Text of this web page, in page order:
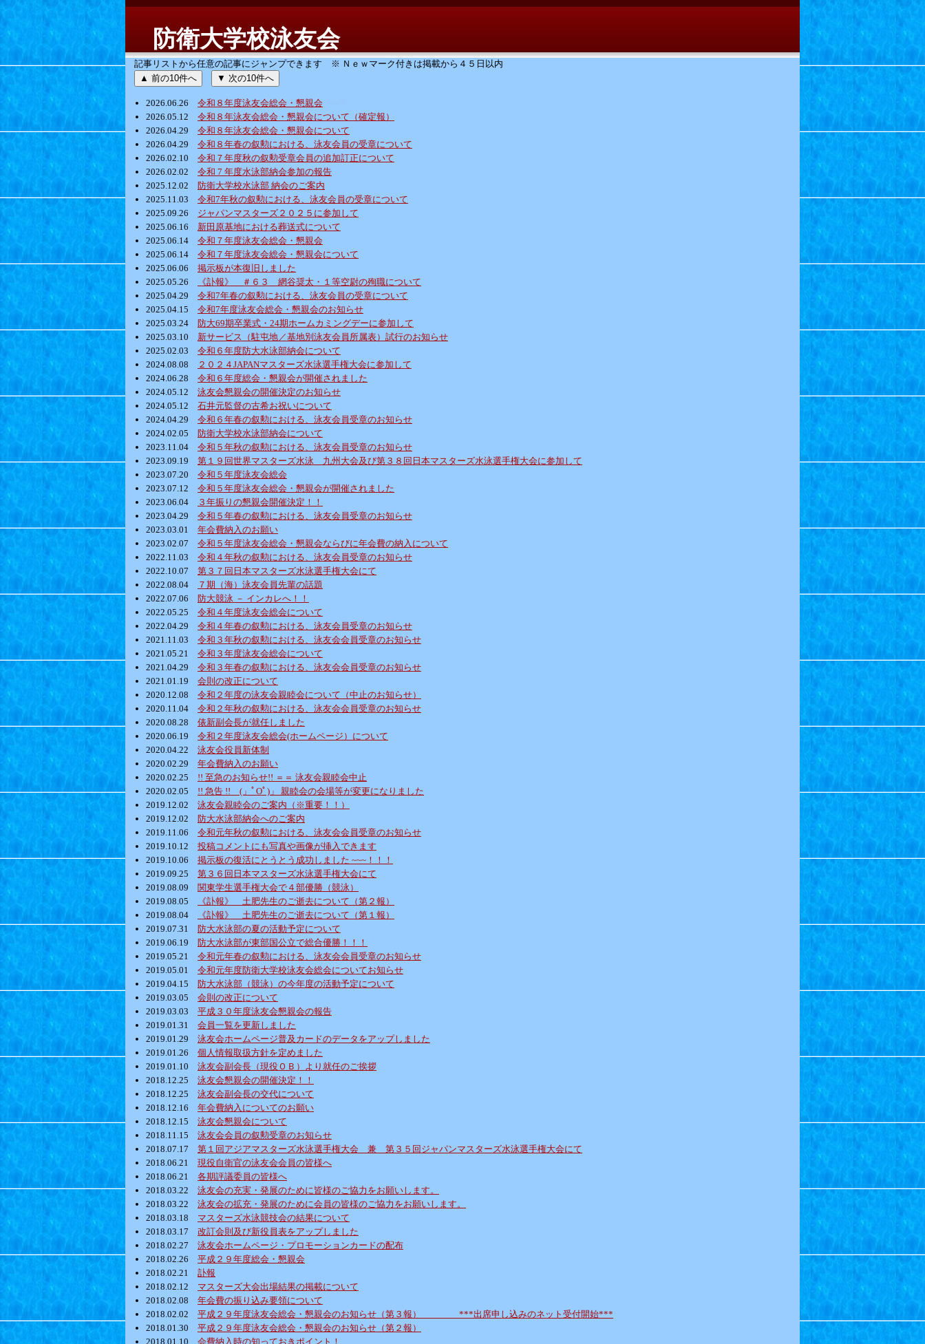
防衛大学校泳友会
記事リストから任意の記事にジャンプできます ※ Ｎｅｗマーク付きは掲載から４５日以内
▲ 前の10件へ
▼ 次の10件へ
2026.06.26
令和８年度泳友会総会・懇親会
2026.05.12
令和８年泳友会総会・懇親会について（確定報）
2026.04.29
令和８年泳友会総会・懇親会について
2026.04.29
令和８年春の叙勲における、泳友会員の受章について
2026.02.10
令和７年度秋の叙勲受章会員の追加訂正について
2026.02.02
令和 7 年度水泳部納会参加の報告
2025.12.02
防衛大学校水泳部 納会のご案内
2025.11.03
令和7年秋の叙勲における、泳友会員の受章について
2025.09.26
ジャパンマスターズ２０２５に参加して
2025.06.16
新田原基地における葬送式について
2025.06.14
令和７年度泳友会総会・懇親会
2025.06.14
令和７年度泳友会総会・懇親会について
2025.06.06
掲示板が本復旧しました
2025.05.26
《訃報》 ＃６３ 網谷奨太・１等空尉の殉職について
2025.04.29
令和7年春の叙勲における、泳友会員の受章について
2025.04.15
令和7年度泳友会総会・懇親会のお知らせ
2025.03.24
防大69期卒業式・24期ホームカミングデーに参加して
2025.03.10
新サービス（駐屯地／基地別泳友会員所属表）試行のお知らせ
2025.02.03
令和６年度防大水泳部納会について
2024.08.08
２０２４JAPANマスターズ水泳選手権大会に参加して
2024.06.28
令和６年度総会・懇親会が開催されました
2024.05.12
泳友会懇親会の開催決定のお知らせ
2024.05.12
石井元監督の古希お祝いについて
2024.04.29
令和６年春の叙勲における、泳友会員受章のお知らせ
2024.02.05
防衛大学校水泳部納会について
2023.11.04
令和５年秋の叙勲における、泳友会員受章のお知らせ
2023.09.19
第１９回世界マスターズ水泳 九州大会及び第３８回日本マスターズ水泳選手権大会に参加して
2023.07.20
令和５年度泳友会総会
2023.07.12
令和５年度泳友会総会・懇親会が開催されました
2023.06.04
３年振りの懇親会開催決定！！
2023.04.29
令和５年春の叙勲における、泳友会員受章のお知らせ
2023.03.01
年会費納入のお願い
2023.02.07
令和５年度泳友会総会・懇親会ならびに年会費の納入について
2022.11.03
令和４年秋の叙勲における、泳友会員受章のお知らせ
2022.10.07
第３７回日本マスターズ水泳選手権大会にて
2022.08.04
７期（海）泳友会員先輩の話題
2022.07.06
防大競泳 － インカレへ！！
2022.05.25
令和４年度泳友会総会について
2022.04.29
令和４年春の叙勲における、泳友会員受章のお知らせ
2021.11.03
令和３年秋の叙勲における、泳友会会員受章のお知らせ
2021.05.21
令和３年度泳友会総会について
2021.04.29
令和３年春の叙勲における、泳友会会員受章のお知らせ
2021.01.19
会則の改正について
2020.12.08
令和２年度の泳友会親睦会について（中止のお知らせ）
2020.11.04
令和２年秋の叙勲における、泳友会会員受章のお知らせ
2020.08.28
俵新副会長が就任しました
2020.06.19
令和２年度泳友会総会(ホームページ）について
2020.04.22
泳友会役員新体制
2020.02.29
年会費納入のお願い
2020.02.25
!! 至急のお知らせ!! ＝＝ 泳友会親睦会中止
2020.02.05
!! 急告 !! (」ﾟOﾟ)」 親睦会の会場等が変更になりました
2019.12.02
泳友会親睦会のご案内（※重要！！）
2019.12.02
防大水泳部納会へのご案内
2019.11.06
令和元年秋の叙勲における、泳友会会員受章のお知らせ
2019.10.12
投稿コメントにも写真や画像が挿入できます
2019.10.06
掲示板の復活にとうとう成功しました ~~~！！！
2019.09.25
第３６回日本マスターズ水泳選手権大会にて
2019.08.09
関東学生選手権大会で４部優勝（競泳）
2019.08.05
《訃報》 土肥先生のご逝去について（第２報）
2019.08.04
《訃報》 土肥先生のご逝去について（第１報）
2019.07.31
防大水泳部の夏の活動予定について
2019.06.19
防大水泳部が東部国公立で総合優勝！！！
2019.05.21
令和元年春の叙勲における、泳友会会員受章のお知らせ
2019.05.01
令和元年度防衛大学校泳友会総会についてお知らせ
2019.04.15
防大水泳部（競泳）の今年度の活動予定について
2019.03.05
会則の改正について
2019.03.03
平成３０年度泳友会懇親会の報告
2019.01.31
会員一覧を更新しました
2019.01.29
泳友会ホームページ普及カードのデータをアップしました
2019.01.26
個人情報取扱方針を定めました
2019.01.10
泳友会副会長（現役ＯＢ）より就任のご挨拶
2018.12.25
泳友会懇親会の開催決定！！
2018.12.25
泳友会副会長の交代について
2018.12.16
年会費納入についてのお願い
2018.12.15
泳友会懇親会について
2018.11.15
泳友会会員の叙勲受章のお知らせ
2018.07.17
第１回アジアマスターズ水泳選手権大会 兼 第３５回ジャパンマスターズ水泳選手権大会にて
2018.06.21
現役自衛官の泳友会会員の皆様へ
2018.06.21
各期評議委員の皆様へ
2018.03.22
泳友会の充実・発展のために皆様のご協力をお願いします。
2018.03.22
泳友会の拡充・発展のために会員の皆様のご協力をお願いします。
2018.03.18
マスターズ水泳競技会の結果について
2018.03.17
改訂会則及び新役員表をアップしました
2018.02.27
泳友会ホームページ・プロモーションカードの配布
2018.02.26
平成２９年度総会・懇親会
2018.02.21
訃報
2018.02.12
マスターズ大会出場結果の掲載について
2018.02.08
年会費の振り込み要領について
2018.02.02
平成２９年度泳友会総会・懇親会のお知らせ（第３報） ***出席申し込みのネット受付開始***
2018.01.30
平成２９年度泳友会総会・懇親会のお知らせ（第２報）
2018.01.10
会費納入時の知っておきポイント！